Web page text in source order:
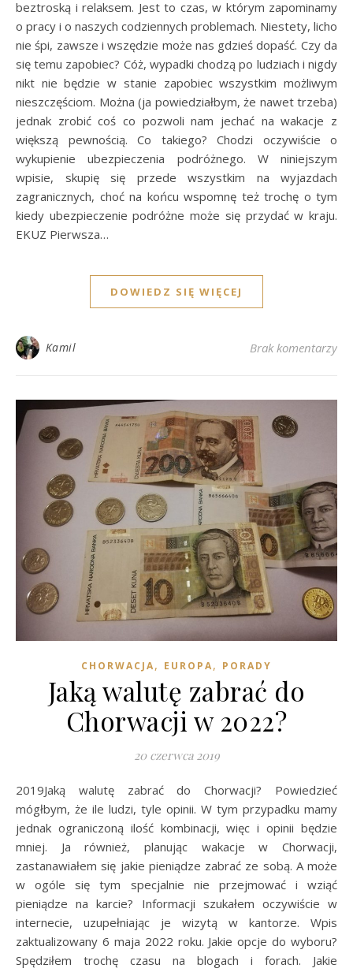
beztroską i relaksem. Jest to czas, w którym zapominamy
o pracy i o naszych codziennych problemach. Niestety, licho
nie śpi, zawsze i wszędzie może nas gdzieś dopaść. Czy da
się temu zapobiec? Cóż, wypadki chodzą po ludziach i nigdy
nikt nie będzie w stanie zapobiec wszystkim możliwym
nieszczęściom. Można (ja powiedziałbym, że nawet trzeba)
jednak zrobić coś co pozwoli nam jechać na wakacje z
większą pewnością. Co takiego? Chodzi oczywiście o
wykupienie ubezpieczenia podróżnego. W niniejszym
wpisie, skupię się przede wszystkim na wyjazdach
zagranicznych, choć na końcu wspomnę też trochę o tym
kiedy ubezpieczenie podróżne może się przydać w kraju.
EKUZ Pierwsza…
DOWIEDZ SIĘ WIĘCEJ
Kamil Brak komentarzy
CHORWACJA, EUROPA, PORADY
Jaką walutę zabrać do
Chorwacji w 2022?
20 czerwca 2019
2019Jaką walutę zabrać do Chorwacji? Powiedzieć
mógłbym, że ile ludzi, tyle opinii. W tym przypadku mamy
jednak ograniczoną ilość kombinacji, więc i opinii będzie
mniej. Ja również, planując wakacje w Chorwacji,
zastanawiałem się jakie pieniądze zabrać ze sobą. A może
w ogóle się tym specjalnie nie przejmować i wziąć
pieniądze na karcie? Informacji szukałem oczywiście w
internecie, uzupełniając je wizytą w kantorze. Wpis
zaktualizowany 6 maja 2022 roku. Jakie opcje do wyboru?
Spędziłem trochę czasu na blogach i forach. Jakie